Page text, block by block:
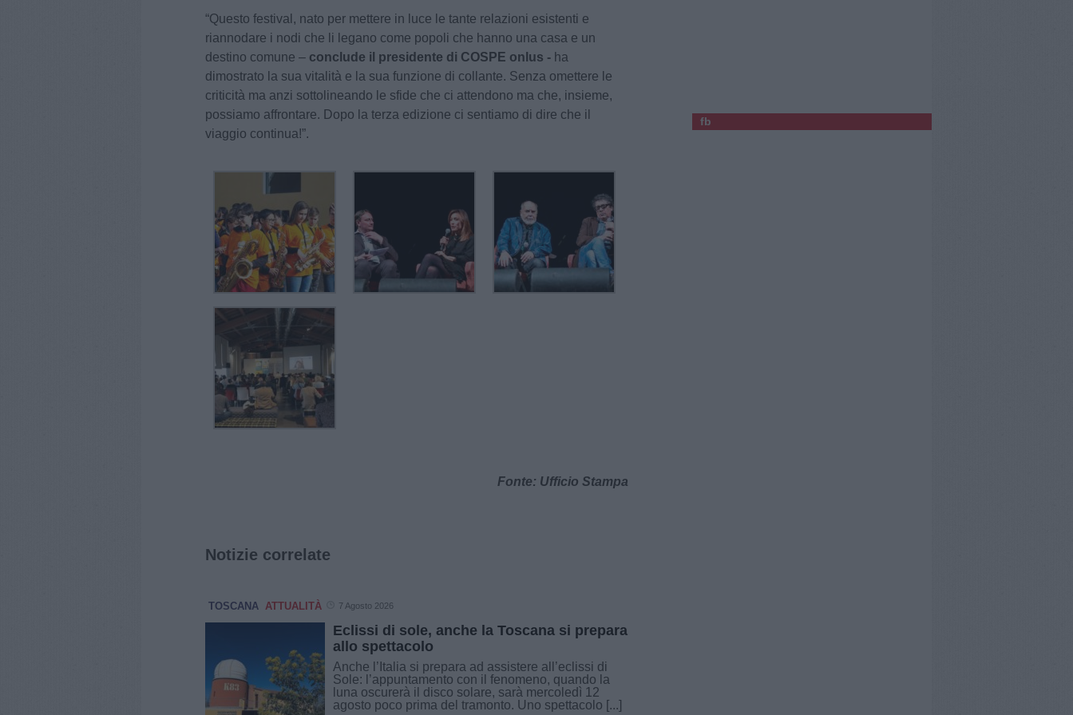
“Questo festival, nato per mettere in luce le tante relazioni esistenti e
riannodare i nodi che li legano come popoli che hanno una casa e un
destino comune – conclude il presidente di COSPE onlus - ha
dimostrato la sua vitalità e la sua funzione di collante. Senza omettere le
criticità ma anzi sottolineando le sfide che ci attendono ma che, insieme,
possiamo affrontare. Dopo la terza edizione ci sentiamo di dire che il
viaggio continua!”.
Fonte: Ufficio Stampa
Notizie correlate
TOSCANA ATTUALITÀ 7 Agosto 2026
Eclissi di sole, anche la Toscana si prepara
allo spettacolo
Anche l’Italia si prepara ad assistere all’eclissi di
Sole: l’appuntamento con il fenomeno, quando la
luna oscurerà il disco solare, sarà mercoledì 12
agosto poco prima del tramonto. Uno spettacolo [...]
fb